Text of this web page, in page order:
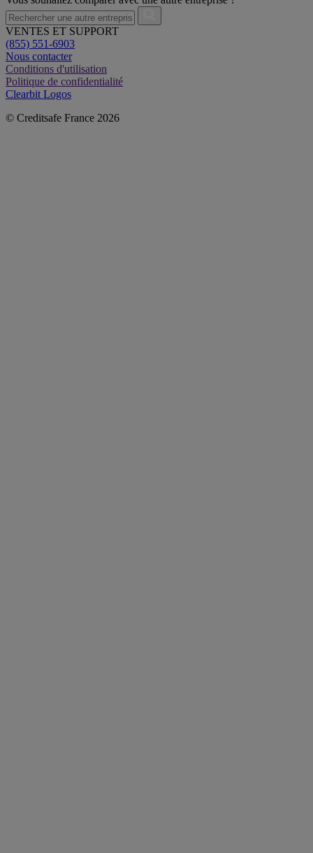
VENTES ET SUPPORT
(855) 551-6903
Nous contacter
Conditions d'utilisation
Politique de confidentialité
Clearbit Logos
© Creditsafe France 2026